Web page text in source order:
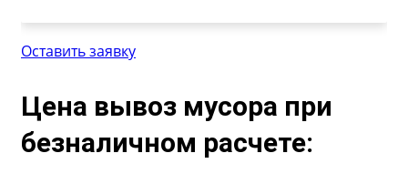
Оставить заявку
Цена вывоз мусора при
безналичном расчете: